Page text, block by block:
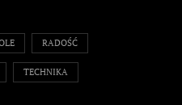
RADOŚĆ
TECHNIKA